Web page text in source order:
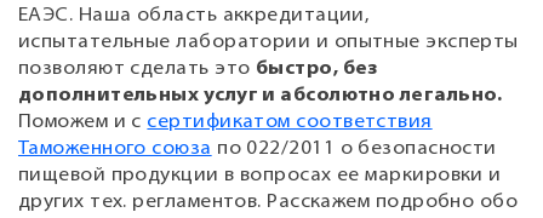
ЕАЭС. Наша область аккредитации,
испытательные лаборатории и опытные эксперты
позволяют сделать это быстро, без
дополнительных услуг и абсолютно легально.
Поможем и с сертификатом соответствия
Таможенного союза по 022/2011 о безопасности
пищевой продукции в вопросах ее маркировки и
других тех. регламентов. Расскажем подробно обо